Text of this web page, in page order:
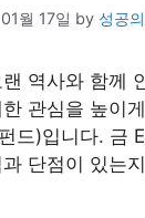
월 17일 by 성공
역사와 함께
관심을 높이
드)입니다. 금
단점이 있는